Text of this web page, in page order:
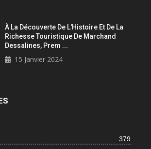
À La Découverte De L'Histoire Et De La
Richesse Touristique De Marchand
Dessalines, Prem ...
15 Janvier 2024
379